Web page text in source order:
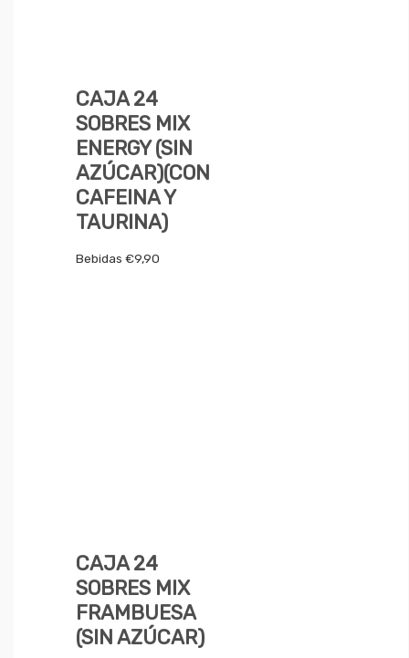
CAJA 24
SOBRES MIX
ENERGY (SIN
AZÚCAR)(CON
CAFEINA Y
TAURINA)
Bebidas €9,90
CAJA 24
SOBRES MIX
FRAMBUESA
(SIN AZÚCAR)